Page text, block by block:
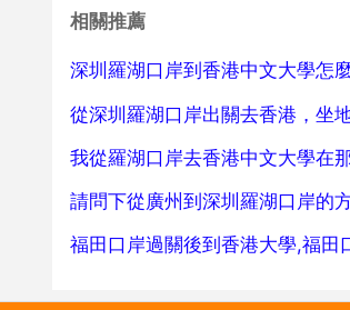
相關推薦
深圳羅湖口岸到香港中文大學怎
從深圳羅湖口岸出關去香港，坐
我從羅湖口岸去香港中文大學在
請問下從廣州到深圳羅湖口岸的
福田口岸過關後到香港大學,福田